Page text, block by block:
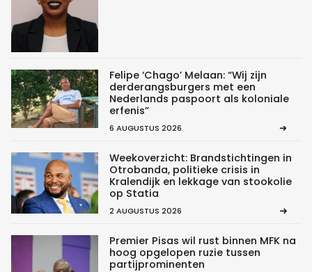
Felipe ‘Chago’ Melaan: “Wij zijn
derderangsburgers met een
Nederlands paspoort als koloniale
erfenis”
6 AUGUSTUS 2026
Weekoverzicht: Brandstichtingen in
Otrobanda, politieke crisis in
Kralendijk en lekkage van stookolie
op Statia
2 AUGUSTUS 2026
Premier Pisas wil rust binnen MFK na
hoog opgelopen ruzie tussen
partijprominenten